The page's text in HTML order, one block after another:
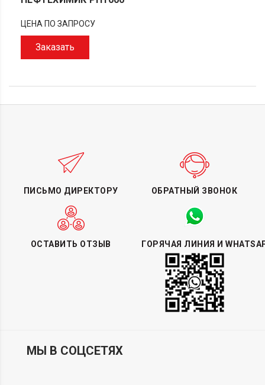
ЦЕНА ПО ЗАПРОСУ
Заказать
ПИСЬМО ДИРЕКТОРУ ОБРАТНЫЙ ЗВОНОК
ОСТАВИТЬ ОТЗЫВ ГОРЯЧАЯ ЛИНИЯ И
МЫ В СОЦСЕТЯХ